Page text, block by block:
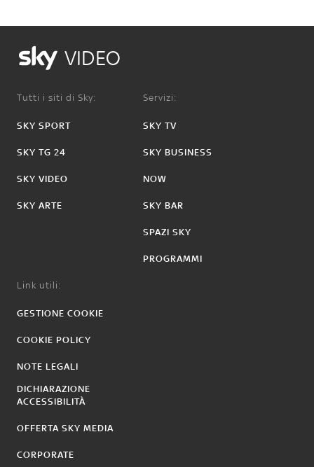
VIDEO
Tutti i siti di Sky:
SKY SPORT
SKY TG 24
SKY VIDEO
SKY ARTE
Servizi:
SKY TV
SKY BUSINESS
NOW
SKY BAR
SPAZI SKY
PROGRAMMI
Link utili:
GESTIONE COOKIE
COOKIE POLICY
NOTE LEGALI
DICHIARAZIONE
ACCESSIBILITÀ
OFFERTA SKY MEDIA
CORPORATE